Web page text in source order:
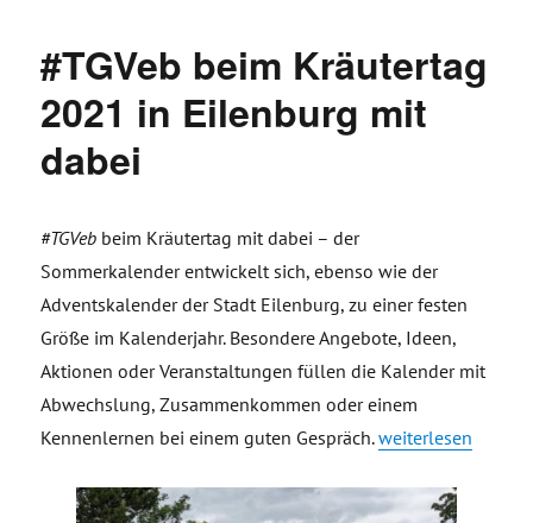
#TGVeb beim Kräutertag
2021 in Eilenburg mit
dabei
#TGVeb beim Kräutertag mit dabei – der
Sommerkalender entwickelt sich, ebenso wie der
Adventskalender der Stadt Eilenburg, zu einer festen
Größe im Kalenderjahr. Besondere Angebote, Ideen,
Aktionen oder Veranstaltungen füllen die Kalender mit
Abwechslung, Zusammenkommen oder einem
Kennenlernen bei einem guten Gespräch.„#TGVeb beim
weiterlesen